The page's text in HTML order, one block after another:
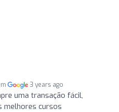
3 years ago
uma transação fácil,
melhores cursos